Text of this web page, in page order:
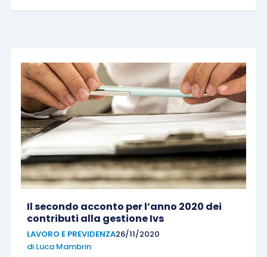
Il secondo acconto per l’anno 2020 dei
contributi alla gestione Ivs
LAVORO E PREVIDENZA26/11/2020
di Luca Mambrin